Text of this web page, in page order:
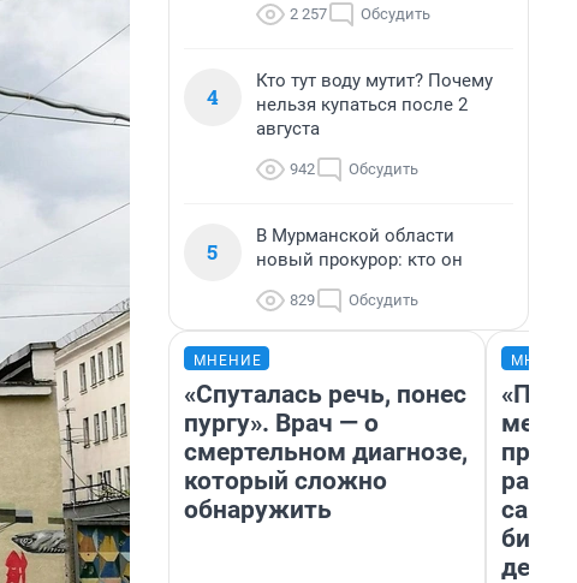
2 257 Обсудить
4
Кто тут воду мутит? Почему
нельзя купаться после 2
августа
942 Обсудить
5
В Мурманской области
новый прокурор: кто он
829 Обсудить
МНЕНИЕ
«Спуталась речь, понес
пургу». Врач — о
смертельном диагнозе,
который сложно
обнаружить